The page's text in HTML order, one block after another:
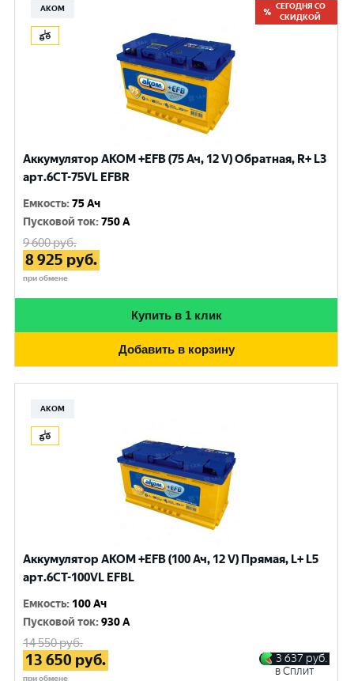
АКОМ
СЕГОДНЯ СО
СКИДКОЙ
Аккумулятор AKOM +EFB (75 Ач, 12 V) Обратная, R+ L3
арт.6СТ-75VL EFBR
Емкость:75 Ач
Пусковой ток:750 A
9 600руб.
8 925 руб.
при обмене
Купить в 1 клик
Добавить в корзину
АКОМ
Аккумулятор AKOM +EFB (100 Ач, 12 V) Прямая, L+ L5
арт.6СТ-100VL EFBL
Емкость: 100 Ач
Пусковой ток:930 A
14 550руб.
13 650 руб.
при обмене
3 637 руб.
в Сплит